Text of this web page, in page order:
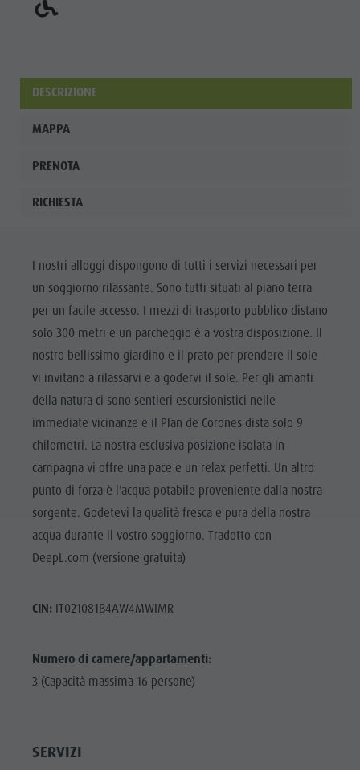
DESCRIZIONE
MAPPA
PRENOTA
RICHIESTA
I nostri alloggi dispongono di tutti i servizi necessari per
un soggiorno rilassante. Sono tutti situati al piano terra
per un facile accesso. I mezzi di trasporto pubblico distano
solo 300 metri e un parcheggio è a vostra disposizione. Il
nostro bellissimo giardino e il prato per prendere il sole
vi invitano a rilassarvi e a godervi il sole. Per gli amanti
della natura ci sono sentieri escursionistici nelle
immediate vicinanze e il Plan de Corones dista solo 9
chilometri. La nostra esclusiva posizione isolata in
campagna vi offre una pace e un relax perfetti. Un altro
punto di forza è l'acqua potabile proveniente dalla nostra
sorgente. Godetevi la qualità fresca e pura della nostra
acqua durante il vostro soggiorno. Tradotto con
DeepL.com (versione gratuita)
CIN:IT021081B4AW4MWIMR
Numero di camere/appartamenti:
3 (Capacità massima 16 persone)
SERVIZI